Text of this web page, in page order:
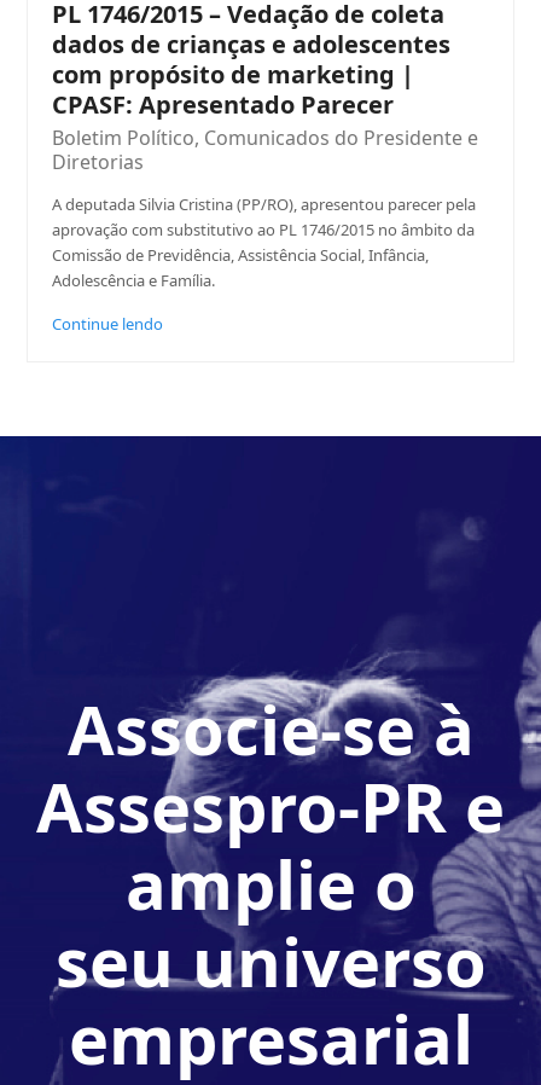
PL 1746/2015 – Vedação de coleta
dados de crianças e adolescentes
com propósito de marketing |
CPASF: Apresentado Parecer
Boletim Político, Comunicados do Presidente e
Diretorias
A deputada Silvia Cristina (PP/RO), apresentou parecer pela
aprovação com substitutivo ao PL 1746/2015 no âmbito da
Comissão de Previdência, Assistência Social, Infância,
Adolescência e Família.
Continue lendo
Associe-se à
Assespro-PR e
amplie o
seu universo
empresarial